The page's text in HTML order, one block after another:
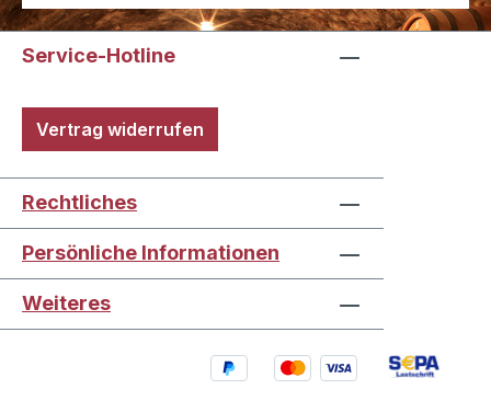
Service-Hotline
Vertrag widerrufen
Rechtliches
Persönliche Informationen
Weiteres